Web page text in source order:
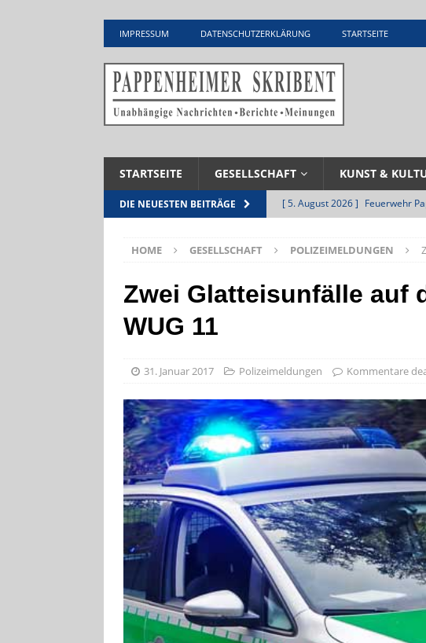
IMPRESSUM DATENSCHUTZERKLÄRUNG STARTSEITE
STARTSEITE GESELLSCHAFT KUNST &
DIE NEUESTEN BEITRÄGE [ 5. August 2026 ] Feuerwehr
[ 4. August 2026 ]
VERANSTALTUNGEN
[ 3. August 2026 ] Neue
TOURISTIK
[ 5. August 2026 ]
UNTERNEHMEN
HOME GESELLSCHAFT POLIZEIMELDUNGEN
Zwei Glatteisunfälle auf
WUG 11
31. Januar 2017 Polizeimeldungen Kommentare